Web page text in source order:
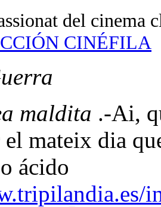
del cinema
CINÉFILA
maldita .-Ai,
mateix dia
ácido